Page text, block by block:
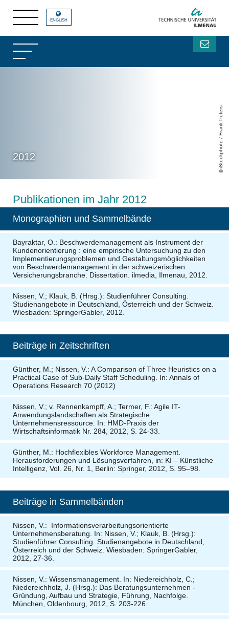
2012 iStockphoto / Frank Peters
ENGLISH
Publikationen im Jahr 2012
Monographien und Sammelbände
Bayraktar, O.: Beschwerdemanagement als Instrument der
Kundenorientierung : eine empirische Untersuchung zu den
Implementierungsproblemen und Gestaltungsmöglichkeiten
von Beschwerdemanagement in der schweizerischen
Versicherungsbranche. Dissertation . ilmedia, Ilmenau, 2012.
Nissen, V.; Klauk, B. (Hrsg.): Studienführer Consulting.
Studienangebote in Deutschland, Österreich und der Schweiz.
Wiesbaden: SpringerGabler, 2012.
Beiträge in Zeitschriften
Günther, M.; Nissen, V.: A Comparison of Three Heuristics on a
Practical Case of Sub-Daily Staff Scheduling. In: Annals of
Operations Research 70 (2012)
Nissen, V.; v. Rennenkampff, A.; Termer, F.: Agile IT-
Anwendungslandschaften als Strategische
Unternehmensressource. In: HMD-Praxis der
Wirtschaftsinformatik Nr. 284, 2012, S. 24-33.
Günther, M.: Hochflexibles Workforce Management
Herausforderungen und Lösungsverfahren, in: KI – Künstliche
Intelligenz, Vol. 26, Nr. 1, Berlin: Springer, 2012, S. 95–98.
Beiträge in Sammelbänden
Nissen, V.: Informationsverarbeitungsorientierte
Unternehmensberatung. In: Nissen, V.; Klauk, B. (Hrsg.):
Studienführer Consulting. Studienangebote in Deutschland,
Österreich und der Schweiz. Wiesbaden: SpringerGabler,
2012, 27-36.
Nissen, V.: Wissensmanagement. In: Niedereichholz, C.;
Niedereichholz, J. (Hrsg.): Das Beratungsunternehmen -
Gründung, Aufbau und Strategie, Führung, Nachfolge.
München, Oldenbourg , 2012, S. 203-226.